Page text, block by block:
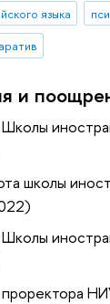
языка
и
Школы
школы
Школы
проректора